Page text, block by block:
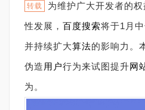
转载 为维护广大开发者的
性发展， 百度搜索将于1月
并持续扩大算法的影响力。
伪造 用户行为来试图提升网
为。